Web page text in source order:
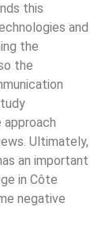
this
and
the
the
Ultimately,
an important
in Côte
negative